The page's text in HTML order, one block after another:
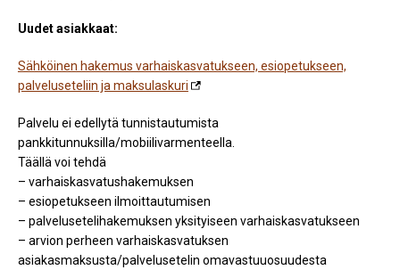
Uudet asiakkaat:
Sähköinen hakemus varhaiskasvatukseen, esiopetukseen,
palveluseteliin ja maksulaskuri
Palvelu ei edellytä tunnistautumista
pankkitunnuksilla/mobiilivarmenteella.
Täällä voi tehdä
– varhaiskasvatushakemuksen
– esiopetukseen ilmoittautumisen
– palvelusetelihakemuksen yksityiseen varhaiskasvatukseen
– arvion perheen varhaiskasvatuksen
asiakasmaksusta/palvelusetelin omavastuuosuudesta